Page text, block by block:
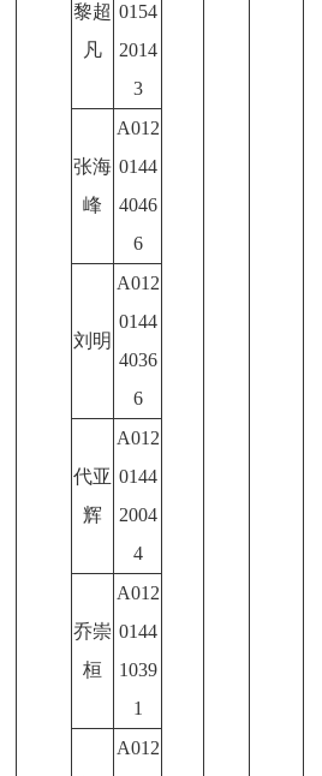
黎超
凡
0154
2014
3
张海
峰
A012
0144
4046
6
刘明
A012
0144
4036
6
代亚
辉
A012
0144
2004
4
乔崇
桓
A012
0144
1039
1
A012